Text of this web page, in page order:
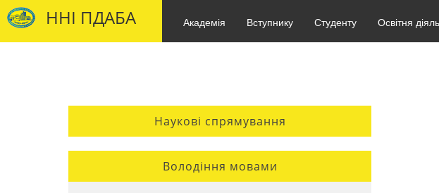
ННІ ПДАБА Академія Вступнику Студенту Освітня
Наукові спрямування
Володіння мовами